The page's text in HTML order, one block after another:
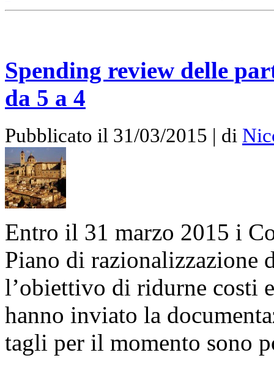
Spending review delle
da 5 a 4
Pubblicato il 31/03/2015 | di
Entro il 31 marzo 2015 i
Piano di razionalizzazione
l’obiettivo di ridurne costi
hanno inviato la
tagli per il momento sono